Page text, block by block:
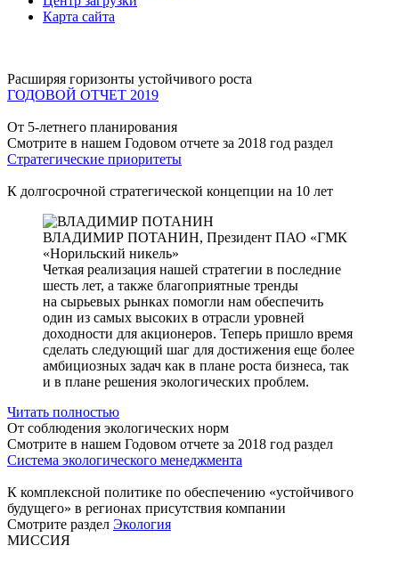
Карта сайта
Расширяя горизонты устойчивого роста
ГОДОВОЙ ОТЧЕТ 2019
От 5-летнего планирования
Смотрите в нашем Годовом отчете за 2018 год раздел
Стратегические приоритеты
К долгосрочной стратегической концепции на 10 лет
ВЛАДИМИР ПОТАНИН, Президент ПАО «ГМК
«Норильский никель»
Четкая реализация нашей стратегии в последние
шесть лет, а также благоприятные тренды
на сырьевых рынках помогли нам обеспечить
один из самых высоких в отрасли уровней
доходности для акционеров. Теперь пришло время
сделать следующий шаг для достижения еще более
амбициозных задач как в плане роста бизнеса, так
и в плане решения экологических проблем.
Читать полностью
От соблюдения экологических норм
Смотрите в нашем Годовом отчете за 2018 год раздел
Система экологического менеджмента
К комплексной политике по обеспечению «устойчивого
будущего» в регионах присутствия компании
Смотрите раздел Экология
МИССИЯ